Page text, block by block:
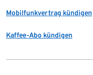
Mobilfunkvertrag kündigen
Kaffee-Abo kündigen